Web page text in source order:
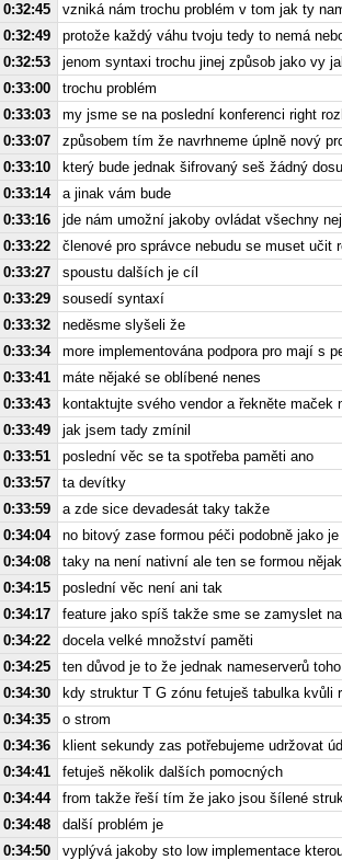
0:32:45
vzniká nám trochu problém v tom jak ty
0:32:49
protože každý váhu tvoju tedy to nemá
0:32:53
jenom syntaxi trochu jinej způsob jako vy
0:33:00
trochu problém
0:33:03
my jsme se na poslední konferenci right
0:33:07
způsobem tím že navrhneme úplně nový
0:33:10
který bude jednak šifrovaný seš žádný
0:33:14
a jinak vám bude
0:33:16
jde nám umožní jakoby ovládat všechny
0:33:22
členové pro správce nebudu se muset učit
0:33:27
spoustu dalších je cíl
0:33:29
sousedí syntaxí
0:33:32
neděsme slyšeli že
0:33:34
more implementována podpora pro mají s
0:33:41
máte nějaké se oblíbené nenes
0:33:43
kontaktujte svého vendor a řekněte maček
0:33:49
jak jsem tady zmínil
0:33:51
poslední věc se ta spotřeba paměti ano
0:33:57
ta devítky
0:33:59
a zde sice devadesát taky takže
0:34:04
no bitový zase formou péči podobně jako
0:34:08
taky na není nativní ale ten se formou
0:34:15
poslední věc není ani tak
0:34:17
feature jako spíš takže sme se zamyslet
0:34:22
docela velké množství paměti
0:34:25
ten důvod je to že jednak nameserverů
0:34:30
kdy struktur T G zónu fetuješ tabulka
0:34:35
o strom
0:34:36
klient sekundy zas potřebujeme udržovat
0:34:41
fetuješ několik dalších pomocných
0:34:44
from takže řeší tím že jako jsou šílené
0:34:48
další problém je
0:34:50
vyplývá jakoby sto low implementace